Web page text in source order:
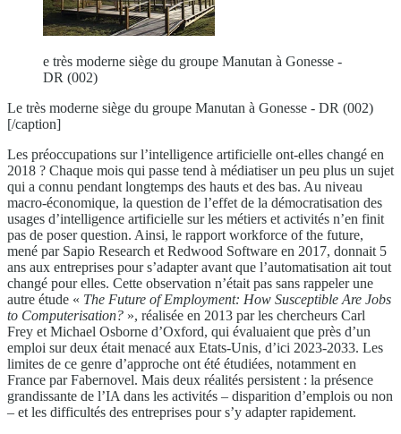
e très moderne siège du groupe Manutan à Gonesse -
DR (002)
Le très moderne siège du groupe Manutan à Gonesse - DR (002)
[/caption]
Les préoccupations sur l’intelligence artificielle ont-elles changé en
2018 ? Chaque mois qui passe tend à médiatiser un peu plus un sujet
qui a connu pendant longtemps des hauts et des bas. Au niveau
macro-économique, la question de l’effet de la démocratisation des
usages d’intelligence artificielle sur les métiers et activités n’en finit
pas de poser question. Ainsi, le rapport workforce of the future,
mené par Sapio Research et Redwood Software en 2017, donnait 5
ans aux entreprises pour s’adapter avant que l’automatisation ait tout
changé pour elles. Cette observation n’était pas sans rappeler une
autre étude « The Future of Employment: How Susceptible Are Jobs
to Computerisation? », réalisée en 2013 par les chercheurs Carl
Frey et Michael Osborne d’Oxford, qui évaluaient que près d’un
emploi sur deux était menacé aux Etats-Unis, d’ici 2023-2033. Les
limites de ce genre d’approche ont été étudiées, notamment en
France par Fabernovel. Mais deux réalités persistent : la présence
grandissante de l’IA dans les activités – disparition d’emplois ou non
– et les difficultés des entreprises pour s’y adapter rapidement.